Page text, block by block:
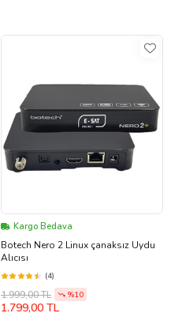
Kargo Bedava
Botech Nero 2 Linux çanaksız Uydu
Alıcısı
(4)
1.999,00 TL %10
1.799,00 TL